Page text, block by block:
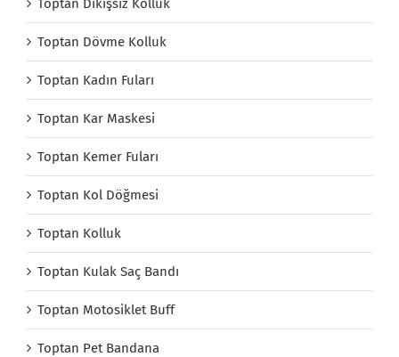
Toptan Dikişsiz Kolluk
Toptan Dövme Kolluk
Toptan Kadın Fuları
Toptan Kar Maskesi
Toptan Kemer Fuları
Toptan Kol Döğmesi
Toptan Kolluk
Toptan Kulak Saç Bandı
Toptan Motosiklet Buff
Toptan Pet Bandana